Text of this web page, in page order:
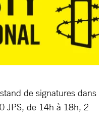
de signatures dans
JPS, de 14h à 18h, 2